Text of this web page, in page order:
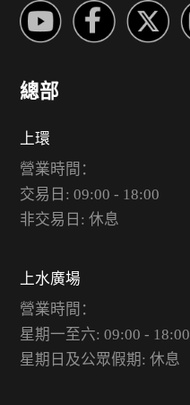
總部
上環
營業時間：
交易日: 09:00 - 18:00
非交易日: 休息
上水廣場
營業時間：
星期一至六: 09:00 - 18:00
星期日及公眾假期: 休息